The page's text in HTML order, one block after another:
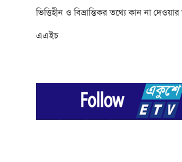
ভিত্তিহীন ও বিভ্রান্তিকর তথ্যে কান না দেওয়ার
এএইচ